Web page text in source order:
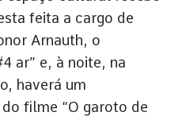
feita a cargo de
Arnauth, o
ar” e, à noite, na
haverá um
filme “O garoto de